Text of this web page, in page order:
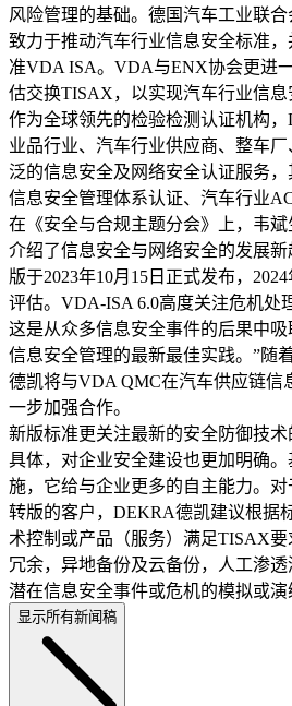
风险管理的基础。德国汽车工业联
致力于推动汽车行业信息安全标准
准VDA ISA。VDA与ENX协会更进
估交换TISAX，以实现汽车行业信
作为全球领先的检验检测认证机构
业品行业、汽车行业供应商、整车
泛的信息安全及网络安全认证服务
信息安全管理体系认证、汽车行业
在《安全与合规主题分会》上，韦
介绍了信息安全与网络安全的发展
版于2023年10月15日正式发布，
评估。VDA-ISA 6.0高度关注危机处
这是从众多信息安全事件的后果中
信息安全管理的最新最佳实践。”随
德凯将与VDA QMC在汽车供应链信
一步加强合作。
新版标准更关注最新的安全防御技
具体，对企业安全建设也更加明确
施，它给与企业更多的自主能力。
转版的客户，DEKRA德凯建议根据
术控制或产品（服务）满足TISAX
冗余，异地备份及云备份，人工渗
潜在信息安全事件或危机的模拟或演
显示所有新闻稿